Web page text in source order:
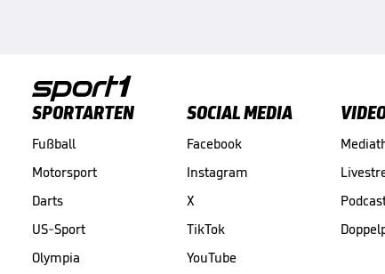
SPORTARTEN
Fußball
Motorsport
Darts
US-Sport
Olympia
SOCIAL MEDIA
Facebook
Instagram
X
TikTok
YouTube